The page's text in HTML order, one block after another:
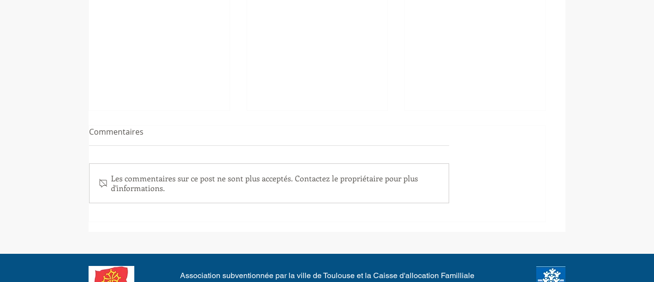
C'est l'été avant l'heure aux
de l'épisode de chaleur!
Fonbojeux 2025
Les fermetures du mois de
Commentaires
Les commentaires sur ce post ne sont plus acceptés. Contactez le propriétaire pour plus
d'informations.
Association subventionnée par la ville de Toulouse et la Caisse d'allocation Familliale